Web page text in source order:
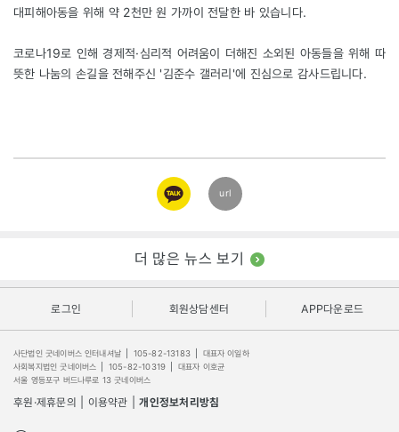
대피해아동을 위해 약 2천만 원 가까이 전달한 바 있습니다.
코로나19로 인해 경제적·심리적 어려움이 더해진 소외된 아동들을 위해 따
뜻한 나눔의 손길을 전해주신 '김준수 갤러리'에 진심으로 감사드립니다.
카카오
링크
url
더 많은 뉴스 보기
로그인 회원상담센터 APP다운로드
사단법인 굿네이버스 인터내셔날 105-82-13183
대표자 이일하
사회복지법인 굿네이버스
105-82-10319
대표자 이호균
서울 영등포구 버드나루로 13 굿네이버스
후원·제휴문의 이용약관 개인정보처리방침